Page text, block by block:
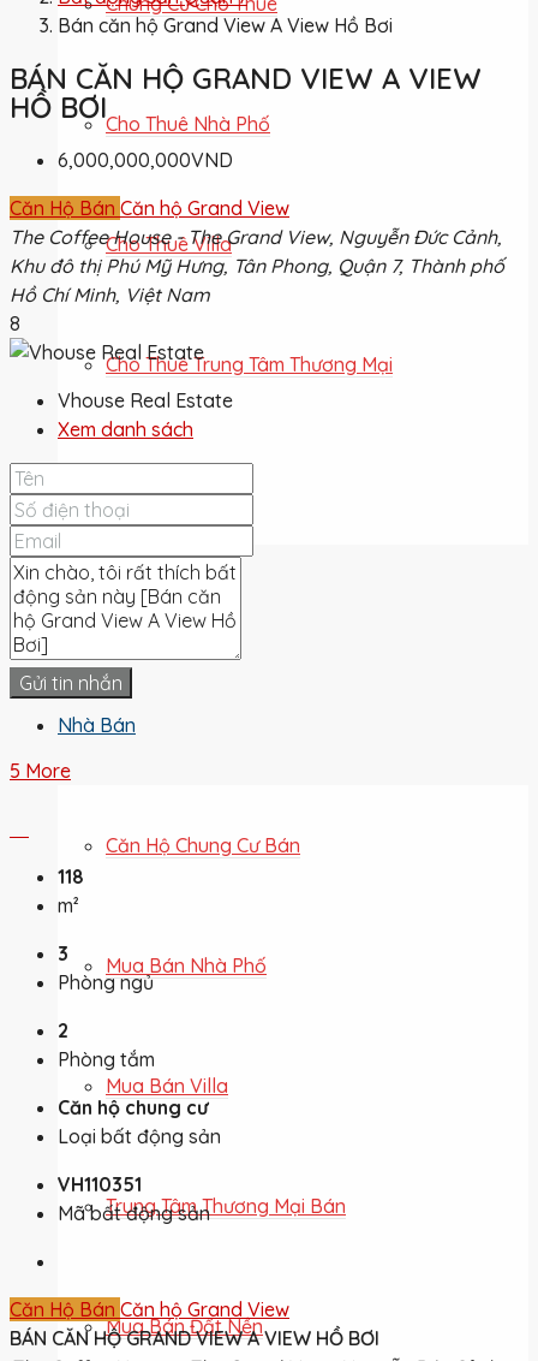
Cho Thuê Nhà Phố
Cho Thuê Villa
Cho Thuê Trung Tâm Thương Mại
Cho Thuê
Nhà Bán
Căn Hộ Chung Cư Bán
Mua Bán Nhà Phố
Mua Bán Villa
Trung Tâm Thương Mại Bán
Mua Bán Đất Nền
Bán căn hộ Grand View A View Hồ Bơi
BÁN CĂN HỘ GRAND VIEW A VIEW
HỒ BƠI
6,000,000,000VND
Căn Hộ Bán Căn hộ Grand View
The Coffee House - The Grand View, Nguyễn Đức Cảnh,
Khu đô thị Phú Mỹ Hưng, Tân Phong, Quận 7, Thành phố
Hồ Chí Minh, Việt Nam
8
Vhouse Real Estate
Xem danh sách
Gửi tin nhắn
5 More
118
m²
3
Phòng ngủ
2
Phòng tắm
Căn hộ chung cư
Loại bất động sản
VH110351
Mã bất động sản
Căn Hộ Bán Căn hộ Grand View
BÁN CĂN HỘ GRAND VIEW A VIEW HỒ BƠI